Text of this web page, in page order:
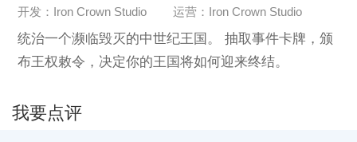
开发：Iron Crown Studio 运营：Iron Crown Studio
统治一个濒临毁灭的中世纪王国。 抽取事件卡牌，颁
布王权敕令，决定你的王国将如何迎来终结。
我要点评